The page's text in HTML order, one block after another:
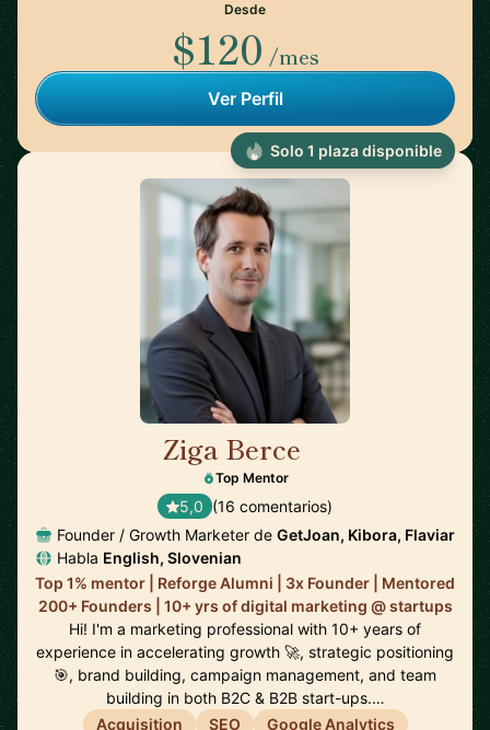
Desde
$120 /mes
Ver Perfil
Ziga Berce
Top Mentor
5,0 (16 comentarios)
Founder / Growth Marketer de GetJoan, Kibora, Flaviar
Habla English, Slovenian
Top 1% mentor | Reforge Alumni | 3x Founder | Mentored
200+ Founders | 10+ yrs of digital marketing @ startups
Hi! I'm a marketing professional with 10+ years of
experience in accelerating growth 🚀, strategic positioning
🎯, brand building, campaign management, and team
building in both B2C & B2B start-ups.…
Acquisition
SEO Google Analytics
Solo 1 plaza disponible